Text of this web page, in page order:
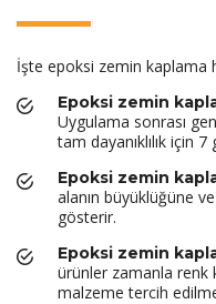
İşte epoksi zemin kaplama
Epoksi zemin
Uygulama sonrası
tam dayanıklılık için
Epoksi zemin
alanın büyüklüğüne
gösterir.
Epoksi zemin
ürünler zamanla renk
malzeme tercih